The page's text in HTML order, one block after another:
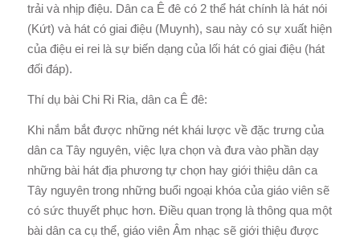
trải và nhịp điệu. Dân ca Ê đê có 2 thể hát chính là hát nói
(Kứt) và hát có giai điệu (Muynh), sau này có sự xuất hiện
của điệu ei rei là sự biến dạng của lối hát có giai điệu (hát
đối đáp).
Thí dụ bài Chi Ri Ria, dân ca Ê đê:
Khi nắm bắt được những nét khái lược về đặc trưng của
dân ca Tây nguyên, việc lựa chọn và đưa vào phần dạy
những bài hát địa phương tự chọn hay giới thiệu dân ca
Tây nguyên trong những buổi ngoại khóa của giáo viên sẽ
có sức thuyết phục hơn. Điều quan trọng là thông qua một
bài dân ca cụ thể, giáo viên Âm nhạc sẽ giới thiệu được